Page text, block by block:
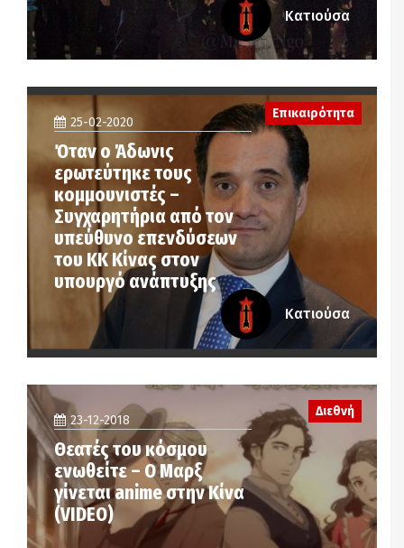
Κατιούσα
25-02-2020
Όταν ο Άδωνις
ερωτεύτηκε τους
κομμουνιστές –
Συγχαρητήρια από τον
υπεύθυνο επενδύσεων
του ΚΚ Κίνας στον
υπουργό ανάπτυξης
Επικαιρότητα
Κατιούσα
23-12-2018
Θεατές του κόσμου
ενωθείτε – Ο Μαρξ
γίνεται anime στην Κίνα
(VIDEO)
Διεθνή